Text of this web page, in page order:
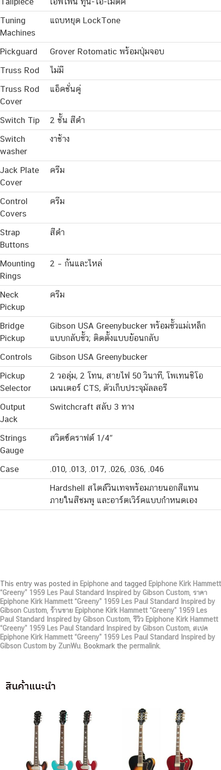
Tuning
Machines
แถบหยุด LockTone
Pickguard
Grover Rotomatic พร้อมปุ่มจอบ
Truss Rod
ไม่มี
Truss Rod
Cover
แอ็คชั่นคู่
Switch Tip
2 ชั้น สีดำ
Switch
washer
งาช้าง
Jack Plate
Cover
ครีม
Control
Covers
ครีม
Strap
Buttons
สีดำ
Mounting
Rings
2 – ก้นและไหล่
Neck
Pickup
ครีม
Bridge
Pickup
Gibson USA Greenybucker พร้อมขั้วแม่เหล็ก
แบบกลับขั้ว; ติดตั้งแบบย้อนกลับ
Controls
Gibson USA Greenybucker
Pickup
Selector
2 วอลุ่ม, 2 โทน, สายไฟ 50 วินาที, โพเทนชิโอ
เมนเตอร์ CTS, ตัวเก็บประจุมัลลอรี
Output
Jack
Switchcraft สลับ 3 ทาง
Strings
Gauge
สวิตซ์คราฟต์ 1/4″
Case
.010, .013, .017, .026, .036, .046
Hardshell สไตล์วินเทจพร้อมภายนอกสีแทน
ภายในสีชมพู และอาร์ตเวิร์คแบบกำหนดเอง
This entry was posted in Epiphone and tagged Epiphone Kirk Hammett
“Greeny” 1959 Les Paul Standard Inspired by Gibson Custom ราคา
Epiphone Kirk Hammett “Greeny” 1959 Les Paul Standard Inspired by
Gibson Custom ร้านขาย Epiphone Kirk Hammett “Greeny” 1959 Les
Paul Standard Inspired by Gibson Custom ,รีวิว Epiphone Kirk Hammett
“Greeny” 1959 Les Paul Standard Inspired by Gibson Custom สเปค
Epiphone Kirk Hammett “Greeny” 1959 Les Paul Standard Inspired by
Gibson Custom by ZunWu . Bookmark the permalink
สินค้าแนะนำ